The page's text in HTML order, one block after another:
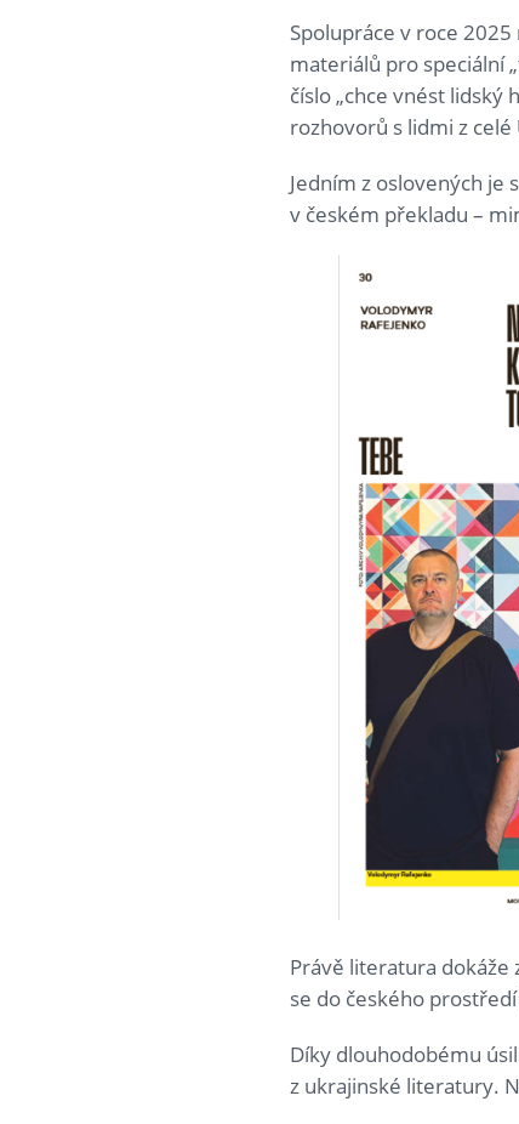
Spolupráce v roce
materiálů pro speciální
číslo „chce vnést lidský
rozhovorů s lidmi z celé
Jedním z oslovených je
v českém překladu –
Právě literatura
se do českého
Díky dlouhodobému
z ukrajinské literatury.